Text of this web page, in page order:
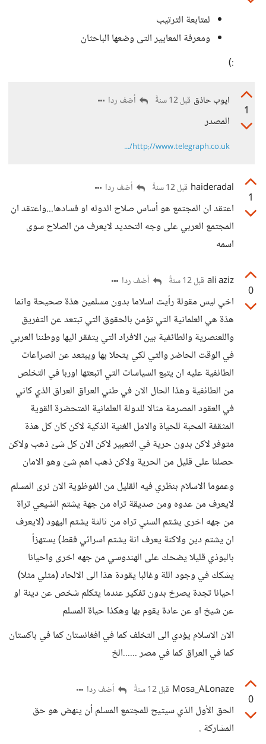
لمتابعة الترتيب
ومعرفة المعايير التى وضعها الباحثان
:)
1
ايوب حاذق قبل 12 سنةً أضف ردا
المصدر
http://www.telegraph.co.uk/...
1
haideradal قبل 12 سنةً أضف ردا
اعتقد ان المجتمع هو أساس صلاح الدوله او فسادها...واعتقد ان
المجتمع العربي على وجه التحديد لايعرف من الصلاح سوى
اسمه
0
ali aziz قبل 12 سنةً أضف ردا
اخي ليس مقولة رأيت اسلاما بدون مسلمين هذة صحيحة وانما
هذة هي العلمانية التي تؤمن بالحقوق التي تبتعد عن التفريق
واللعنصرية والطائفية بين الافراد التي يتفقر اليها ووطننا العربي
في الوقت الحاضر والتي لكي يتحلا بها ويبتعد عن الصراعات
الطائفية عليه ان يتبع السياسات التي اتبعتها اوربا في التخلص
من الطائفية وهذا الحال الان في طني العراق العراق الذي كاني
في العقود المصرمة مثالا للدولة العلمانية المتحضرة القوية
المثقفة المحبة للحياة والامل الغنية الذكية لاكن كان كل هذة
متوفر لاكن بدون حرية في التعبير لاكن الان كل شئ ذهب ولاكن
حصلنا على قليل من الحرية ولاكن ذهب اهم شئ وهو الامان
وعموما الاسلام بنظري فيه القليل من الفوظوية الان نرى المسلم
لايعرف من عدوه ومن صديقة تراه من جهة يشتم الشيعي تراة
من جهه اخرى يشتم السني تراه من ثالثة يشتم اليهود (لايعرف
ان يشتم دين ولاكنة يعرف انة يشتم اسرائي فقط) يستهزأ
بالبوذي قليلا يضحك على الهندوسي من جهه اخرى واحيانا
يشكك في وجود اللة وغالبا يقودة هذا الى الالحاد (مثلي مثلا)
احيانا تجدة يصرخ بدون تفكير عندما يتكلم شخص عن دينة او
عن شيخ او عن عادة يقوم بها وهكذا حياة المسلم
الان الاسلام يؤدي الى التخلف كما في افغانستان كما في باكستان
كما في العراق كما في مصر ......الخ
0
Mosa_ALonaze قبل 12 سنةً أضف ردا
الحق الأول الذي سيتيح للمجتمع المسلم أن ينهض هو حق
المشاركة .